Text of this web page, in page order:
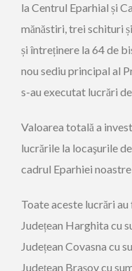
la Centrul Eparhial și
mănăstiri, trei schituri
și întreținere la 64 de
nou sediu principal al
s-au executat lucrări
Valoarea totală a
lucrările la locaşurile
cadrul Eparhiei
Toate aceste lucrări
Județean Harghita cu
Județean Covasna cu
Județean Brașov cu